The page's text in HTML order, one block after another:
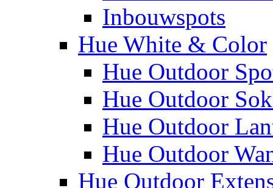
Inbouwspots
Hue White & Color
Hue Outdoor
Hue Outdoor
Hue Outdoor
Hue Outdoor
Hue Outdoor